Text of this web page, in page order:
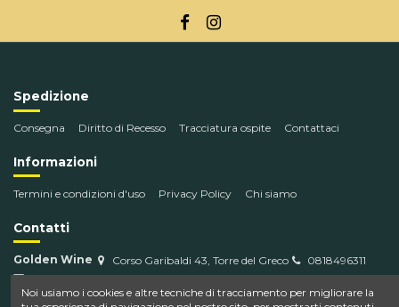
Spedizione
Consegna Diritto di Recesso Tracciatura ospite Contattaci
Informazioni
Termini e condizioni d'uso Privacy Policy Chi siamo
Contatti
Golden Wine Corso Garibaldi 43, Torre del Greco
0818496311
info@goldenwine.com
Noi usiamo i cookies e altre tecniche di tracciamento per migliorare la